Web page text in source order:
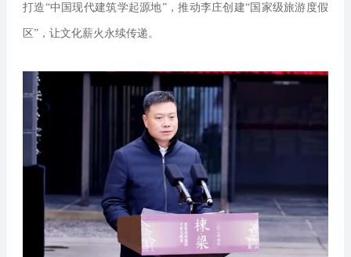
打造“中国现代建筑学起源地”，推动李庄创建“国家级旅游度假
区”，让文化薪火永续传递。